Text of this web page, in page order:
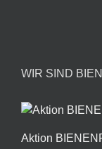
WIR SIND
Aktion